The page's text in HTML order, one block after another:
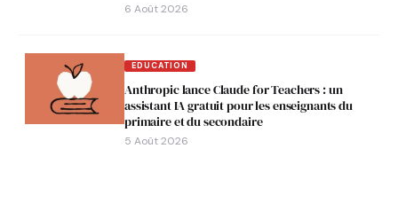
6 Août 2026
EDUCATION
Anthropic lance Claude for Teachers : un
assistant IA gratuit pour les enseignants du
primaire et du secondaire
5 Août 2026